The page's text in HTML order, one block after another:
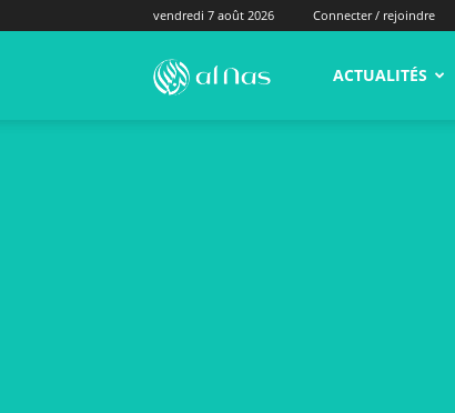
vendredi 7 août 2026 Connecter / rejoindre
alNas.fr ACTUALITÉS